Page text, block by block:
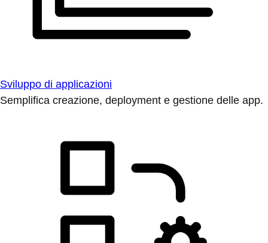
Sviluppo di applicazioni
Semplifica creazione, deployment e gestione delle app.